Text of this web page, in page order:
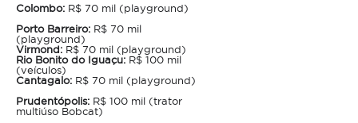
Colombo: R$ 70 mil (playground)
Porto Barreiro: R$ 70 mil
(playground)
Virmond: R$ 70 mil (playground)
Rio Bonito do Iguaçu: R$ 100 mil
(veículos)
Cantagalo: R$ 70 mil (playground)
Prudentópolis: R$ 100 mil (trator
multiúso Bobcat)